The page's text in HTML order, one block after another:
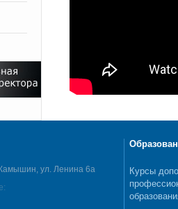
Камышин, ул. Ленина 6а
Курсы